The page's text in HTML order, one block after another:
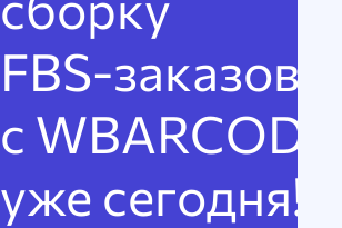
FBS-заказов
с WBARCODE
уже сегодня!